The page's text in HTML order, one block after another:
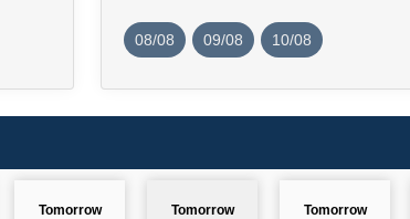
08/08 09/08 10/08
Tomorrow
Tomorrow
Tomorrow